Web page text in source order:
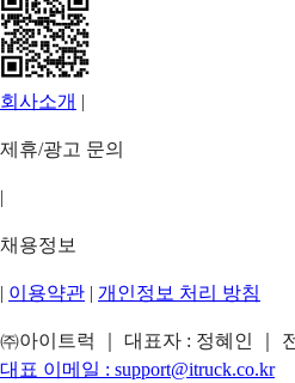
회사소개 |
제휴/광고 문의
|
채용정보
| 이용약관 | 개인정보 처리 방침
㈜아이트럭 ｜ 대표자 : 정혜인 ｜
대표 이메일 : support@itruck.co.kr